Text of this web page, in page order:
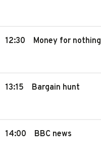
12:30 Money for nothing
13:15 Bargain hunt
14:00 BBC news